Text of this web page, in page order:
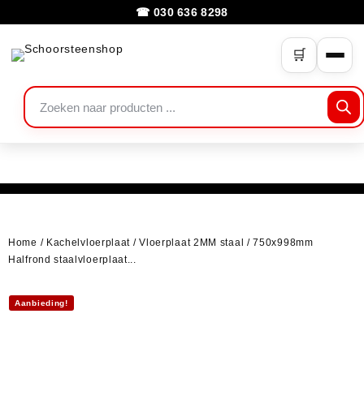
☎ 030 636 8298
🛒
Home / Kachelvloerplaat /Vloerplaat 2MM staal / 750x998mm
Halfrond staalvloerplaat...
Aanbieding!